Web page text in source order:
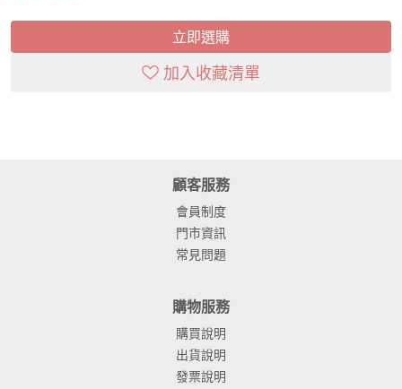
立即選購
加入收藏清單
顧客服務
會員制度
門市資訊
常見問題
購物服務
購買說明
出貨說明
發票說明